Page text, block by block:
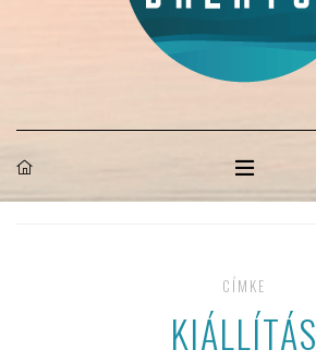
CÍMKE
KIÁLLÍTÁS